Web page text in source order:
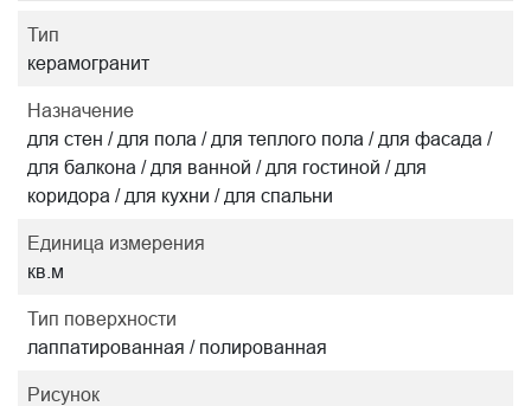
Тип
керамогранит
Назначение
для стен / для пола / для теплого пола / для фасада /
для балкона / для ванной / для гостиной / для
коридора / для кухни / для спальни
Единица измерения
кв.м
Тип поверхности
лаппатированная / полированная
Рисунок